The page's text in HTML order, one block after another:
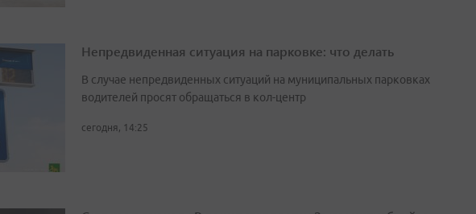
Непредвиденная ситуация на парковке: что делать
В случае непредвиденных ситуаций на муниципальных парковках
водителей просят обращаться в кол-центр
сегодня, 14:25